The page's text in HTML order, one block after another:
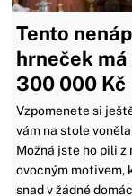
Tento
hrneček
300 000 Kč
Vzpomenete si
vám na stole
Možná jste ho pili z
ovocným motivem,
snad v žádné